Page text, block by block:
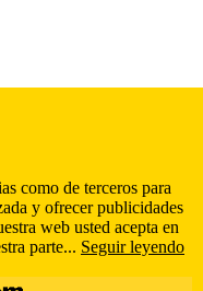
como de terceros para
y ofrecer publicidades
web usted acepta en
parte... Seguir leyendo